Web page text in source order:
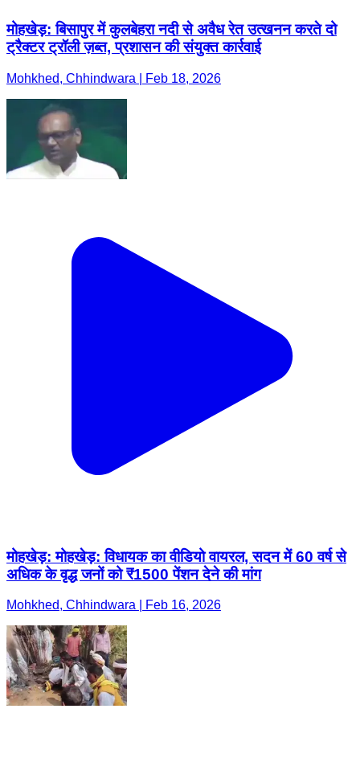
मोहखेड़: बिसापुर में कुलबेहरा नदी से अवैध रेत उत्खनन करते दो
ट्रैक्टर ट्रॉली ज़ब्त, प्रशासन की संयुक्त कार्रवाई
Mohkhed, Chhindwara | Feb 18, 2026
मोहखेड़: मोहखेड़: विधायक का वीडियो वायरल, सदन में 60 वर्ष से
अधिक के वृद्ध जनों को ₹1500 पेंशन देने की मांग
Mohkhed, Chhindwara | Feb 16, 2026